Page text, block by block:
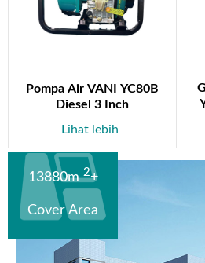
Pompa Air VANI YC80B
Diesel 3 Inch
Lihat lebih
13880m2+
Cover Area